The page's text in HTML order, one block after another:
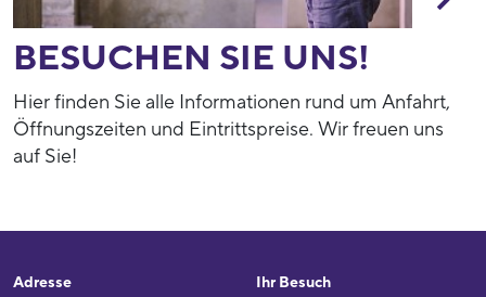
BESUCHEN SIE UNS!
Hier finden Sie alle Informationen rund um Anfahrt,
Öffnungszeiten und Eintrittspreise. Wir freuen uns
auf Sie!
Adresse
Ihr Besuch